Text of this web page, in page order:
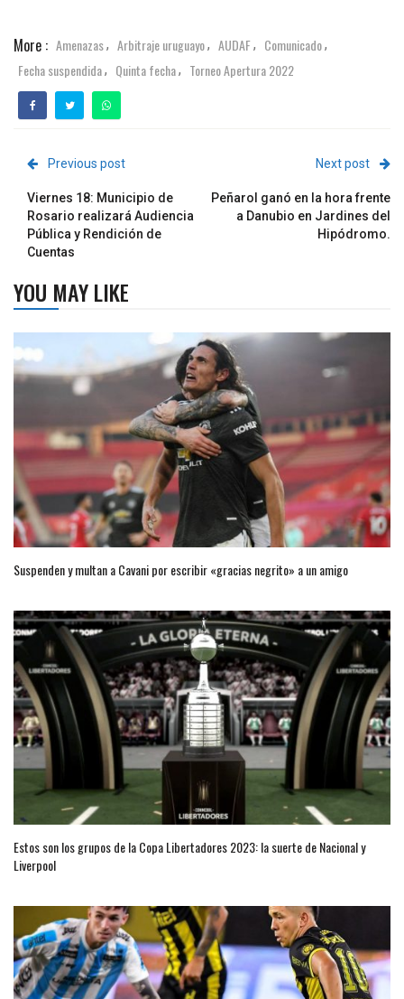
More : Amenazas, Arbitraje uruguayo, AUDAF, Comunicado,
Fecha suspendida, Quinta fecha, Torneo Apertura 2022
Previous post
Viernes 18: Municipio de
Rosario realizará Audiencia
Pública y Rendición de
Cuentas
Next post
Peñarol ganó en la hora frente
a Danubio en Jardines del
Hipódromo.
YOU MAY LIKE
Suspenden y multan a Cavani por escribir «gracias negrito» a un amigo
Estos son los grupos de la Copa Libertadores 2023: la suerte de Nacional y
Liverpool